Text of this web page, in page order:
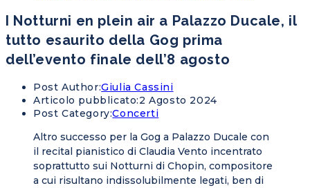
I Notturni en plein air a Palazzo Ducale, il
tutto esaurito della Gog prima
dell’evento finale dell’8 agosto
Post Author:Giulia Cassini
Articolo pubblicato:2 Agosto 2024
Post Category:Concerti
Altro successo per la Gog a Palazzo Ducale con
il recital pianistico di Claudia Vento incentrato
soprattutto sui Notturni di Chopin, compositore
a cui risultano indissolubilmente legati, ben di